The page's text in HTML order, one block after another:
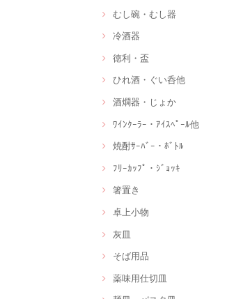
むし碗・むし器
冷酒器
徳利・盃
ひれ酒・ぐい呑他
酒燗器・じょか
ﾜｲﾝｸｰﾗｰ・ｱｲｽﾍﾟｰﾙ他
焼酎ｻｰﾊﾞｰ・ﾎﾞﾄﾙ
ﾌﾘｰｶｯﾌﾟ・ｼﾞｮｯｷ
箸置き
卓上小物
灰皿
そば用品
薬味用仕切皿